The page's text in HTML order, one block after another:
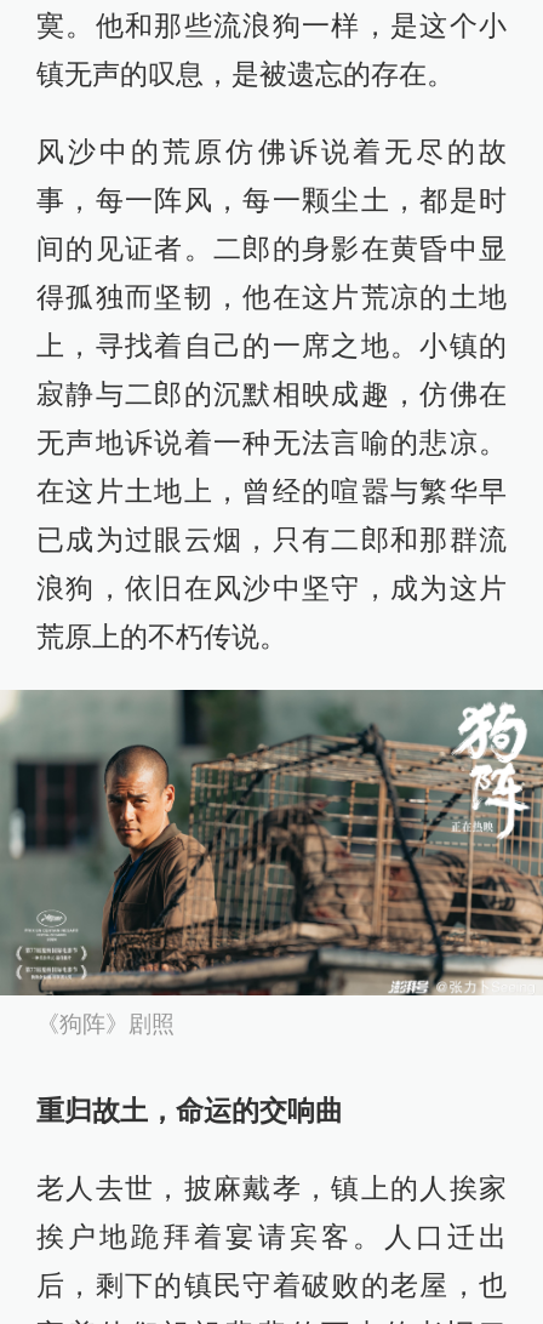
寞。他和那些流浪狗一样，是这个小
镇无声的叹息，是被遗忘的存在。
风沙中的荒原仿佛诉说着无尽的故
事，每一阵风，每一颗尘土，都是时
间的见证者。二郎的身影在黄昏中显
得孤独而坚韧，他在这片荒凉的土地
上，寻找着自己的一席之地。小镇的
寂静与二郎的沉默相映成趣，仿佛在
无声地诉说着一种无法言喻的悲凉。
在这片土地上，曾经的喧嚣与繁华早
已成为过眼云烟，只有二郎和那群流
浪狗，依旧在风沙中坚守，成为这片
荒原上的不朽传说。
《狗阵》剧照
重归故土，命运的交响曲
老人去世，披麻戴孝，镇上的人挨家
挨户地跪拜着宴请宾客。人口迁出
后，剩下的镇民守着破败的老屋，也